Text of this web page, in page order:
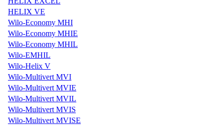
HELIX VE
Wilo-Economy MHI
Wilo-Economy MHIE
Wilo-Economy MHIL
Wilo-EMHIL
Wilo-Helix V
Wilo-Multivert MVI
Wilo-Multivert MVIE
Wilo-Multivert MVIL
Wilo-Multivert MVIS
Wilo-Multivert MVISE